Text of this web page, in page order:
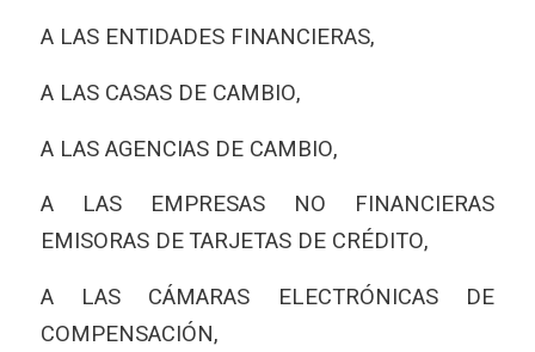
A LAS ENTIDADES FINANCIERAS,
A LAS CASAS DE CAMBIO,
A LAS AGENCIAS DE CAMBIO,
A LAS EMPRESAS NO FINANCIERAS
EMISORAS DE TARJETAS DE CRÉDITO,
A LAS CÁMARAS ELECTRÓNICAS DE
COMPENSACIÓN,